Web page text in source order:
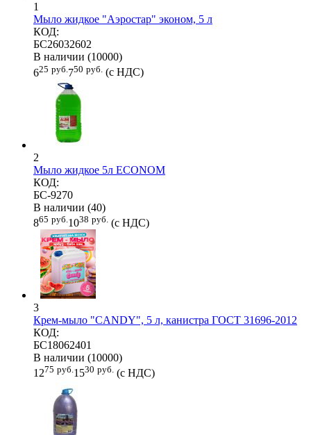
1
Мыло жидкое "Аэростар" эконом, 5 л
КОД:
БС26032602
В наличии (10000)
625 руб. 750 руб. (с НДС)
2
Мыло жидкое 5л ECONOM
КОД:
БС-9270
В наличии (40)
865 руб. 1038 руб. (с НДС)
3
Крем-мыло "CANDY", 5 л, канистра ГОСТ 31696-2012
КОД:
БС18062401
В наличии (10000)
1275 руб.1530 руб. (с НДС)